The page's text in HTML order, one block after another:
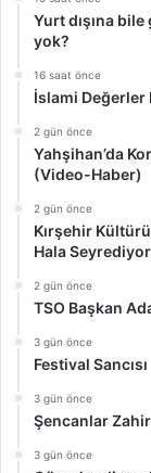
Yurt dışına
yok?
16 saat önce
İslami Değerler
2 gün önce
Yahşihan’da
(Video-Haber)
2 gün önce
Kırşehir
Hala
2 gün önce
TSO Başkan
3 gün önce
Festival Sancısı
3 gün önce
Şencanlar
3 gün önce